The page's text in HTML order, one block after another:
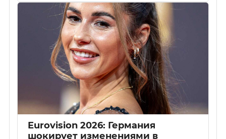
Eurovision 2026: Германия
шокирует изменениями в